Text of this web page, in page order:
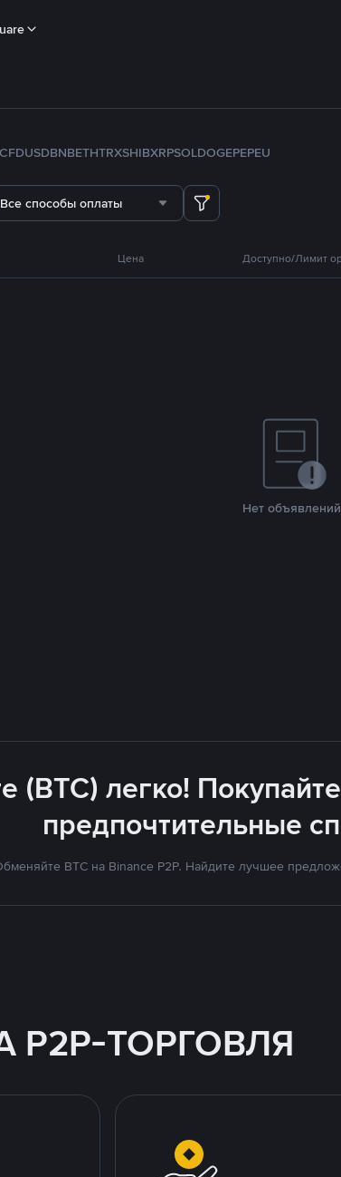
FDUSDBNBETHTRXSHIBXRPSOLDOGEPEPEU
Все способы оплаты
Цена Доступно/Лимит
Нет объявлений
(BTC) легко!
предпочтительные
BTC на Binance P2P. Найдите лучшее
P2P-ТОРГОВЛЯ